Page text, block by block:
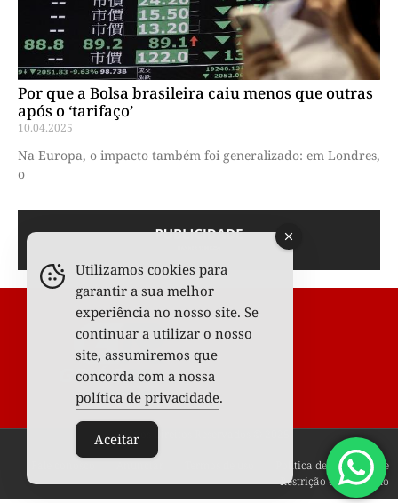
Por que a Bolsa brasileira caiu menos que outras
após o ‘tarifaço’
10.04.2025
Na Europa, o impacto também foi generalizado: em Londres,
o
Todos os Direitos Reservados © 2025
Política de privacidade
Restrição de conteúdo
Utilizamos cookies para
garantir a sua melhor
experiência no nosso site. Se
continuar a utilizar o nosso
site, assumiremos que
concorda com a nossa
política de privacidade.
Aceitar